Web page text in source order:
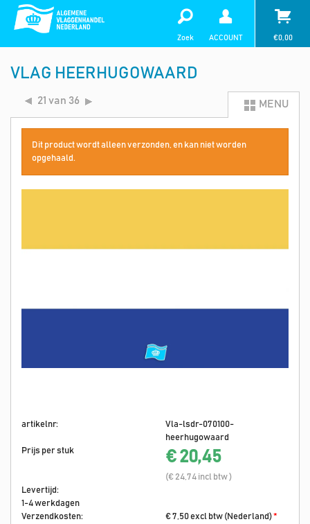
Zoek ACCOUNT €0,00
VLAG HEERHUGOWAARD
21 van 36 MENU
Dit product wordt alleen verzonden, en kan niet worden
opgehaald.
artikelnr:
Vla-lsdr-070100-
heerhugowaard
Prijs per stuk
€ 20,45
(€ 24,74 incl btw )
Levertijd:
1-4 werkdagen
Verzendkosten:
€ 7,50 excl btw (Nederland)*